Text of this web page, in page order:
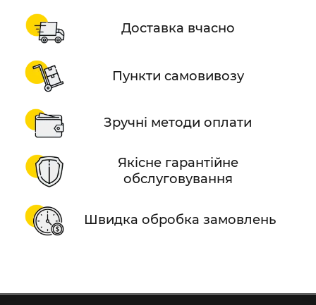
Доставка вчасно
Пункти самовивозу
Зручні методи оплати
Якісне гарантійне
обслуговування
Швидка обробка замовлень